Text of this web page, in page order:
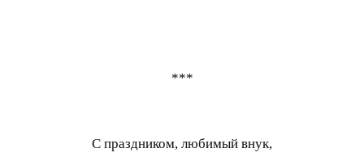
***
С праздником, любимый внук,